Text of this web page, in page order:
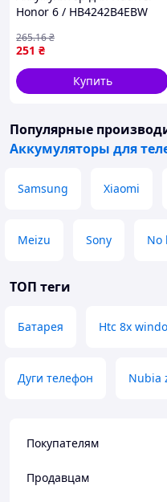
Honor 6 / HB4242B4EBW
251 ₴
265.16₴
Купить
Популярные
Аккумуляторы для
Samsung Xiaomi
Meizu Sony No
ТОП теги
Батарея Htc 8x
Дуги телефон Nubia
Покупателям
Продавцам